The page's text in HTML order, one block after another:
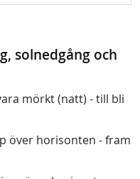
solnedgång och
mörkt (natt) - till bli
över horisonten - fram